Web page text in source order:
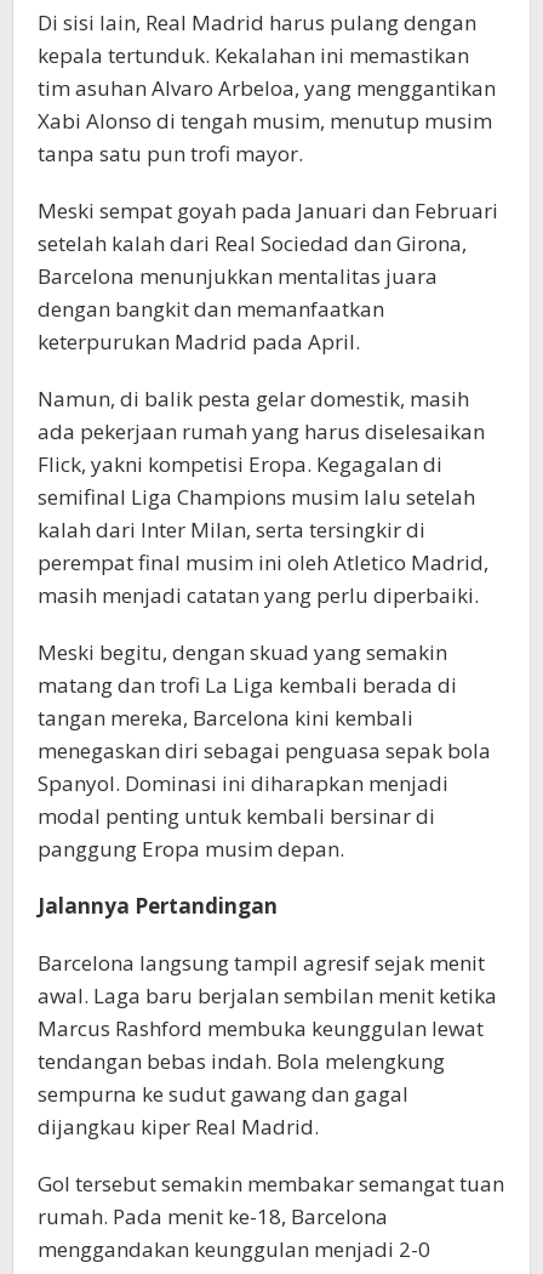
Di sisi lain, Real Madrid harus pulang dengan
kepala tertunduk. Kekalahan ini memastikan
tim asuhan Alvaro Arbeloa, yang menggantikan
Xabi Alonso di tengah musim, menutup musim
tanpa satu pun trofi mayor.
Meski sempat goyah pada Januari dan Februari
setelah kalah dari Real Sociedad dan Girona,
Barcelona menunjukkan mentalitas juara
dengan bangkit dan memanfaatkan
keterpurukan Madrid pada April.
Namun, di balik pesta gelar domestik, masih
ada pekerjaan rumah yang harus diselesaikan
Flick, yakni kompetisi Eropa. Kegagalan di
semifinal Liga Champions musim lalu setelah
kalah dari Inter Milan, serta tersingkir di
perempat final musim ini oleh Atletico Madrid,
masih menjadi catatan yang perlu diperbaiki.
Meski begitu, dengan skuad yang semakin
matang dan trofi La Liga kembali berada di
tangan mereka, Barcelona kini kembali
menegaskan diri sebagai penguasa sepak bola
Spanyol. Dominasi ini diharapkan menjadi
modal penting untuk kembali bersinar di
panggung Eropa musim depan.
Jalannya Pertandingan
Barcelona langsung tampil agresif sejak menit
awal. Laga baru berjalan sembilan menit ketika
Marcus Rashford membuka keunggulan lewat
tendangan bebas indah. Bola melengkung
sempurna ke sudut gawang dan gagal
dijangkau kiper Real Madrid.
Gol tersebut semakin membakar semangat tuan
rumah. Pada menit ke-18, Barcelona
menggandakan keunggulan menjadi 2-0